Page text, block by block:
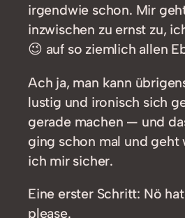
irgendwie schon. Mir
inzwischen zu ernst zu,
😉 auf so ziemlich allen
Ach ja, man kann
lustig und ironisch sich
gerade machen — und
ging schon mal und geht
ich mir sicher.
Eine erster Schritt: Nö
please.